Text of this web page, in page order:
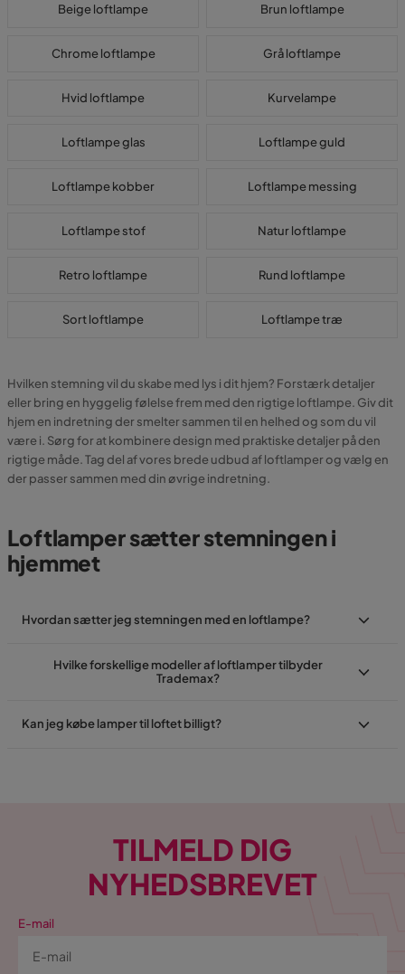
Beige loftlampe Brun loftlampe
Chrome loftlampe Grå loftlampe
Hvid loftlampe Kurvelampe
Loftlampe glas Loftlampe guld
Loftlampe kobber Loftlampe messing
Loftlampe stof Natur loftlampe
Retro loftlampe Rund loftlampe
Sort loftlampe Loftlampe træ
Hvilken stemning vil du skabe med lys i dit hjem? Forstærk detaljer
eller bring en hyggelig følelse frem med den rigtige loftlampe. Giv dit
hjem en indretning der smelter sammen til en helhed og som du vil
være i. Sørg for at kombinere design med praktiske detaljer på den
rigtige måde. Tag del af vores brede udbud af loftlamper og vælg en
der passer sammen med din øvrige indretning.
Loftlamper sætter stemningen i
hjemmet
Hvordan sætter jeg stemningen med en loftlampe?
Hvilke forskellige modeller af loftlamper tilbyder
Trademax?
Kan jeg købe lamper til loftet billigt?
TILMELD DIG
NYHEDSBREVET
E-mail